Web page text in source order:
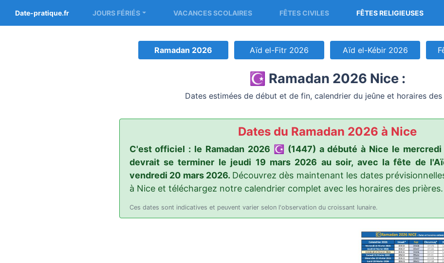
Date-pratique.fr JOURS FÉRIÉS VACANCES SCOLAIRES FÊTES CIVILES FÊTES RELIGIEUSES
Ramadan 2026 Aïd el-Fitr 2026 Aïd el-Kébir 2026
☪️ Ramadan 2026 Nice :
Dates estimées de début et de fin, calendrier du jeûne et horaires
Dates du Ramadan 2026 à Nice
C'est officiel : le Ramadan 2026 ☪️ (1447) a débuté à Nice le
devrait se terminer le jeudi 19 mars 2026 au soir, avec la fête de
vendredi 20 mars 2026. Découvrez dès maintenant les dates
à Nice et téléchargez notre calendrier complet avec les horaires des prières.
Ces dates sont indicatives et peuvent varier selon l'observation du croissant lunaire.